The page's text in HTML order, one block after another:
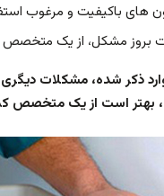
های باکیفیت و مرغوب
بروز مشکل، از یک متخصص
ذکر شده، مشکلات
بهتر است از یک متخصص